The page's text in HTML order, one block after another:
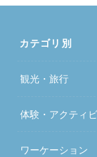
カテゴリ別
観光・旅行
体験・アクティ
ワーケーション